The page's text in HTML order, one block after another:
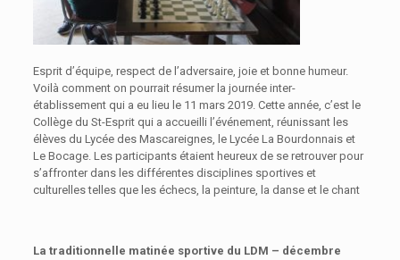
Esprit d’équipe, respect de l’adversaire, joie et bonne humeur.
Voilà comment on pourrait résumer la journée inter-
établissement qui a eu lieu le 11 mars 2019. Cette année, c’est le
Collège du St-Esprit qui a accueilli l’événement, réunissant les
élèves du Lycée des Mascareignes, le Lycée La Bourdonnais et
Le Bocage. Les participants étaient heureux de se retrouver pour
s’affronter dans les différentes disciplines sportives et
culturelles telles que les échecs, la peinture, la danse et le chant
La traditionnelle matinée sportive du LDM – décembre